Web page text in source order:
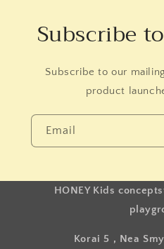
Subscribe
Subscribe to our
product
Email
HONEY Kids
Korai 5 , Nea